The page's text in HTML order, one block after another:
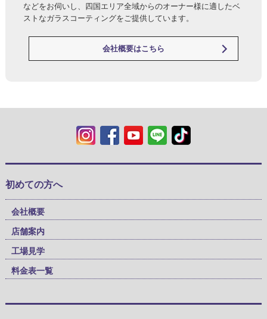
などをお伺いし、四国エリア全域からのオーナー様に適したベ
ストなガラスコーティングをご提供しています。
会社概要はこちら
初めての方へ
会社概要
店舗案内
工場見学
料金表一覧